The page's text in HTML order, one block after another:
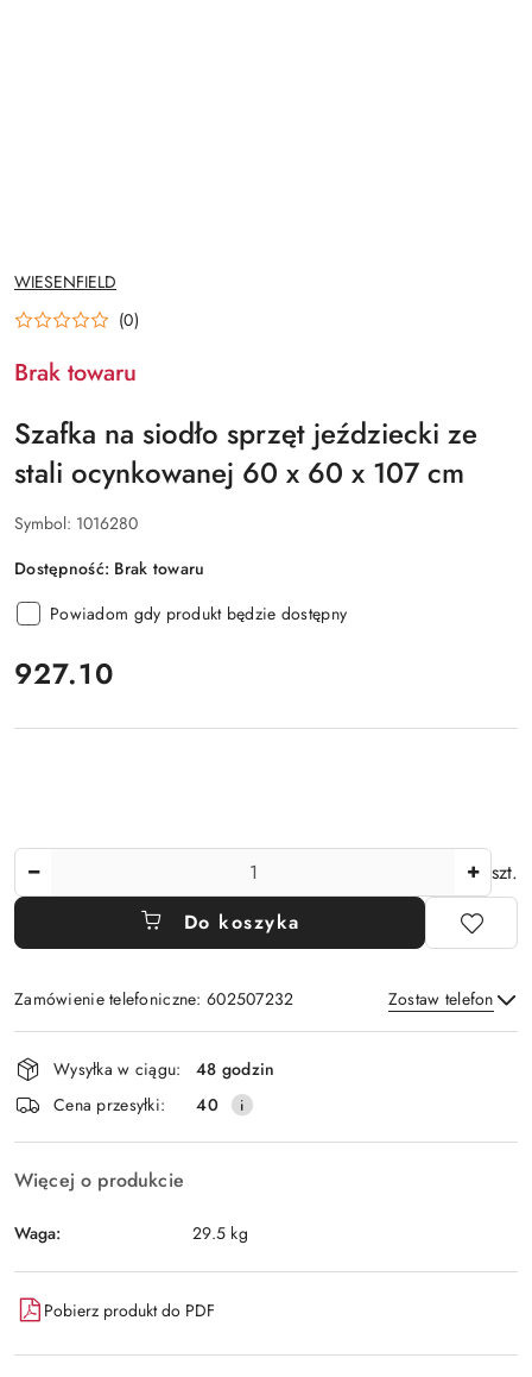
NAZWA
PRODUCENTA:
WIESENFIELD
(0)
Brak towaru
Szafka na siodło sprzęt jeździecki ze
stali ocynkowanej 60 x 60 x 107 cm
Symbol: 1016280
Dostępność: Brak towaru
Powiadom gdy produkt będzie dostępny
cena:
927.10
szt.
Do koszyka
Zamówienie telefoniczne: 602507232 Zostaw telefon
Wyślij
Dostępność
i
dostawa
Wysyłka w ciągu:
48 godzin
Cena przesyłki:
40
Więcej o produkcie
Waga: 29.5 kg
Pobierz produkt do PDF